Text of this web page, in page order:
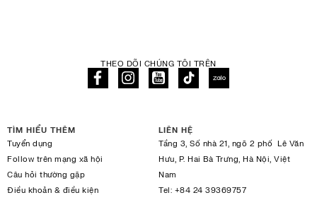
THEO DÕI CHÚNG TÔI TRÊN
TÌM HIỂU THÊM
Tuyển dụng
Follow trên mạng xã hội
Câu hỏi thường gặp
Điều khoản & điều kiện
LIÊN HỆ
Tầng 3, Số nhà 21, ngõ 2 phố Lê Văn
Hưu, P. Hai Bà Trưng, Hà Nội, Việt
Nam
Tel: +84 24 39369757